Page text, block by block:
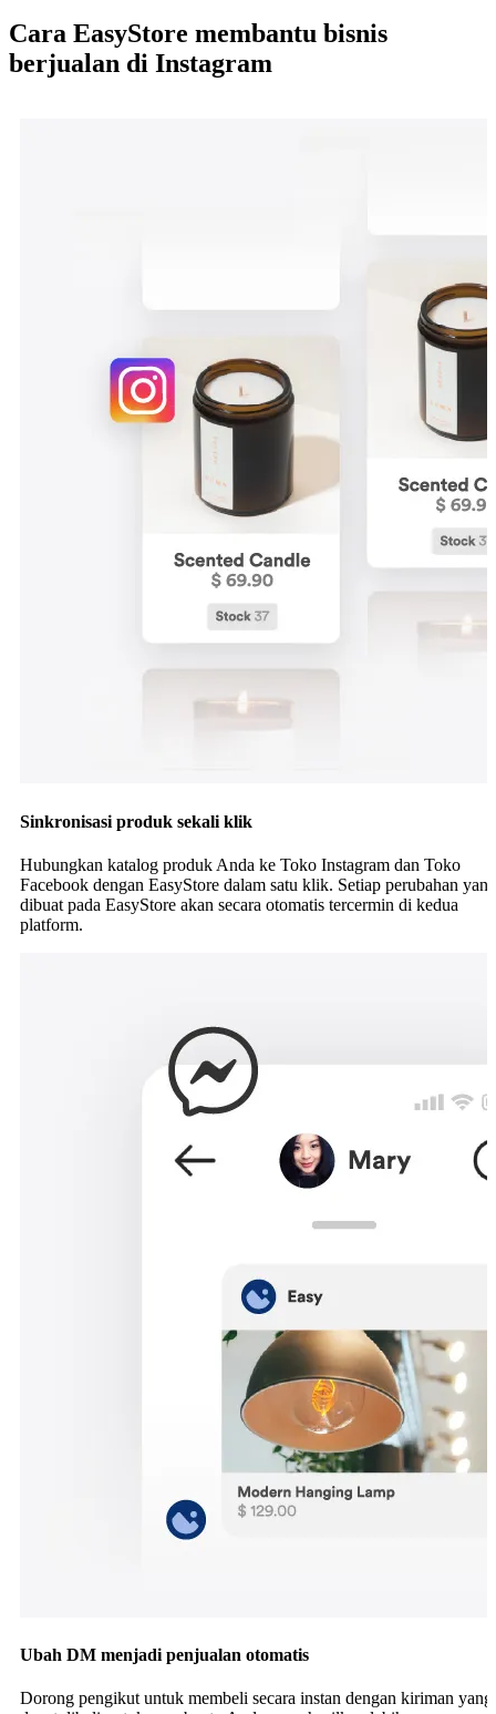
Cara EasyStore membantu bisnis
berjualan di Instagram
Sinkronisasi produk sekali klik
Hubungkan katalog produk Anda ke Toko Instagram dan Toko
Facebook dengan EasyStore dalam satu klik. Setiap perubahan yang
dibuat pada EasyStore akan secara otomatis tercermin di kedua
platform.
Ubah DM menjadi penjualan otomatis
Dorong pengikut untuk membeli secara instan dengan kiriman yang